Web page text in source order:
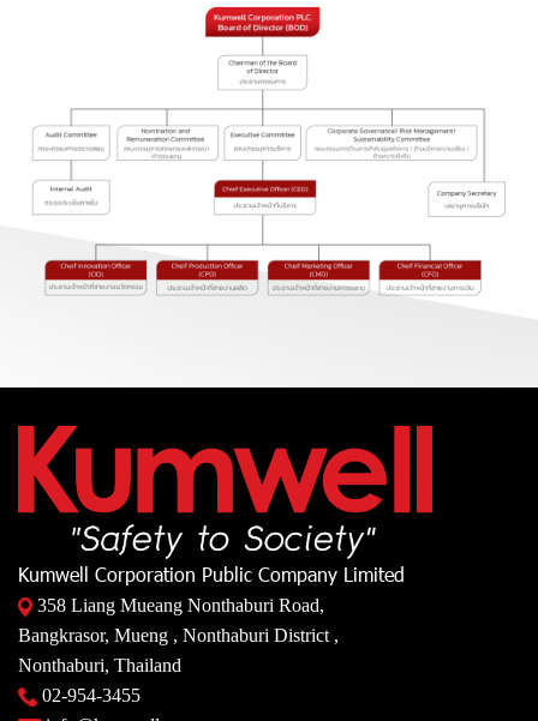
Kumwell Corporation Public Company Limited
358 Liang Mueang Nonthaburi Road,
Bangkrasor, Mueng , Nonthaburi District ,
Nonthaburi, Thailand
02-954-3455